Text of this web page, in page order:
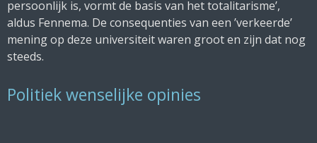
persoonlijk is, vormt de basis van het totalitarisme’,
aldus Fennema. De consequenties van een ’verkeerde’
mening op deze universiteit waren groot en zijn dat nog
steeds.
Politiek wenselijke opinies